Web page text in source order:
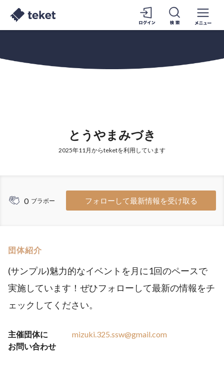
とうやまみづき
2025年11月からteketを利用しています
0 ブラボー フォローして最新情報を受け取る
団体紹介
(サンプル)魅力的なイベントを月に1回のペースで
実施しています！ぜひフォローして最新の情報をチ
ェックしてください。
主催団体に
お問い合わせ
mizuki.325.ssw@gmail.com